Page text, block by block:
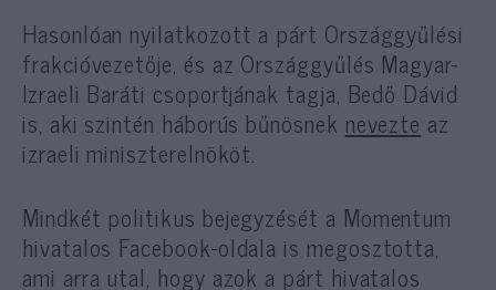
Hasonlóan nyilatkozott a párt Országgyűlési
frakcióvezetője, és az Országgyűlés Magyar-
Izraeli Baráti csoportjának tagja, Bedő Dávid
is, aki szintén háborús bűnösnek nevezte az
izraeli miniszterelnököt.
Mindkét politikus bejegyzését a Momentum
hivatalos Facebook-oldala is megosztotta,
ami arra utal, hogy azok a párt hivatalos